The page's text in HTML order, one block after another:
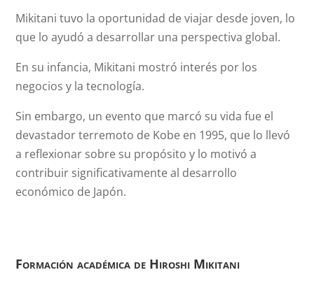
Mikitani tuvo la oportunidad de viajar desde joven, lo
que lo ayudó a desarrollar una perspectiva global.
En su infancia, Mikitani mostró interés por los
negocios y la tecnología.
Sin embargo, un evento que marcó su vida fue el
devastador terremoto de Kobe en 1995, que lo llevó
a reflexionar sobre su propósito y lo motivó a
contribuir significativamente al desarrollo
económico de Japón.
Formación académica de Hiroshi Mikitani